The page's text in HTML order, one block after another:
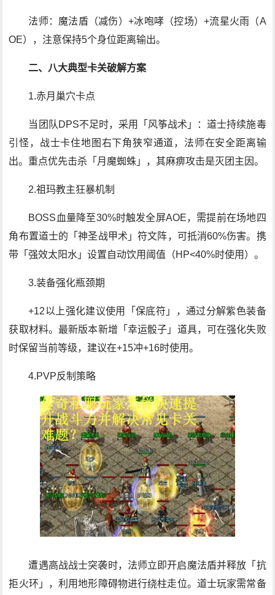
法师：魔法盾（减伤）+冰咆哮（控场）+流星火雨（A
OE），注意保持5个身位距离输出。
二、八大典型卡关破解方案
1.赤月巢穴卡点
当团队DPS不足时，采用「风筝战术」：道士持续施毒
引怪，战士卡住地图右下角狭窄通道，法师在安全距离输
出。重点优先击杀「月魔蜘蛛」，其麻痹攻击是灭团主因。
2.祖玛教主狂暴机制
BOSS血量降至30%时触发全屏AOE，需提前在场地四
角布置道士的「神圣战甲术」符文阵，可抵消60%伤害。携
带「强效太阳水」设置自动饮用阈值（HP<40%时使用）。
3.装备强化瓶颈期
+12以上强化建议使用「保底符」，通过分解紫色装备
获取材料。最新版本新增「幸运骰子」道具，可在强化失败
时保留当前等级，建议在+15冲+16时使用。
4.PVP反制策略
遭遇高战战士突袭时，法师立即开启魔法盾并释放「抗
拒火环」，利用地形障碍物进行绕柱走位。道士玩家需常备